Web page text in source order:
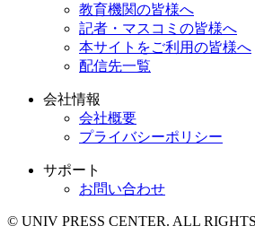
教育機関の皆様へ
記者・マスコミの皆様へ
本サイトをご利用の皆様へ
配信先一覧
会社情報
会社概要
プライバシーポリシー
サポート
お問い合わせ
© UNIV PRESS CENTER. ALL